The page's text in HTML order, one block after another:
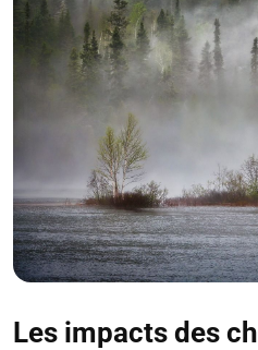
Les impacts des